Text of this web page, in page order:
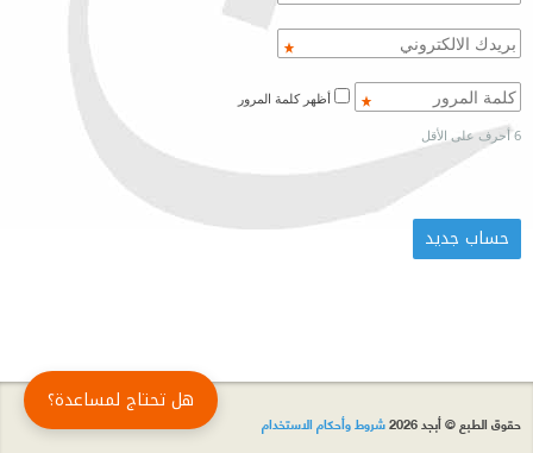
6 أحرف على الأقل
حقوق الطبع © أبجد 2026 شروط وأحكام الاستخدام
هل تحتاج لمساعدة؟